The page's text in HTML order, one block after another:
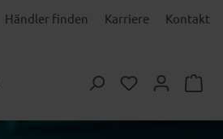
Händler finden Karriere Kontakt
Du hast 0